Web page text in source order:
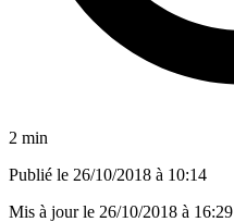
2 min
Publié le 26/10/2018 à 10:14
Mis à jour le 26/10/2018 à 16:29